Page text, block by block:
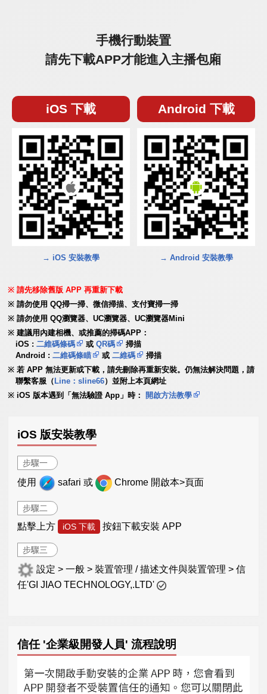
手機行動裝置
請先下載APP才能進入主播包廂
iOS 下載
→ iOS 安裝教學
Android 下載
→ Android 安裝教學
請先移除舊版 APP 再重新下載
請勿使用 QQ掃一掃、微信掃描、支付寶掃一掃
請勿使用 QQ瀏覽器、UC瀏覽器、UC瀏覽器Mini
建議用內建相機、或推薦的掃碼APP：
iOS :二維碼條碼 或QR碼
掃描
Android :二維碼條瞄 或二維碼
掃描
若 APP 無法更新或下載，請先刪除再重新安裝。仍無法解決問題，請
聯繫客服（ Line：sline66）並附上本頁網址
iOS 版本遇到「無法驗證 App」時：
開啟方法教學
iOS 版安裝教學
步驟一
使用 safari 或 Chrome 開啟本>頁面
步驟二
點擊上方 iOS 下載 按鈕下載安裝 APP
步驟三
設定 > 一般 > 裝置管理 / 描述文件與裝置管理 > 信
任'GI JIAO TECHNOLOGY,.LTD'
信任 '企業級開發人員' 流程說明